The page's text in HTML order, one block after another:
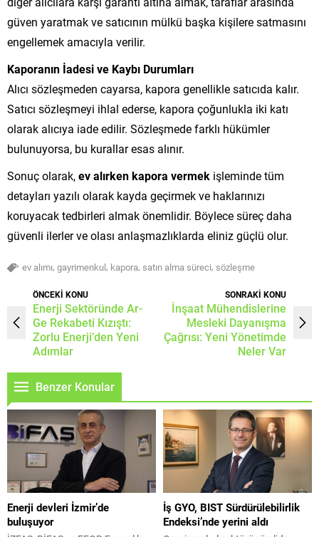
güven yaratmak ve satıcının mülkü başka kişilere satmasını
engellemek amacıyla verilir.
Kaporanın İadesi ve Kaybı Durumları
Alıcı sözleşmeden cayarsa, kapora genellikle satıcıda kalır.
Satıcı sözleşmeyi ihlal ederse, kapora çoğunlukla iki katı
olarak alıcıya iade edilir. Sözleşmede farklı hükümler
bulunuyorsa, bu kurallar esas alınır.
Sonuç olarak,ev alırken kapora vermek işleminde tüm
detayları yazılı olarak kayda geçirmek ve haklarınızı
koruyacak tedbirleri almak önemlidir. Böylece süreç daha
güvenli ilerler ve olası anlaşmazlıklarda eliniz güçlü olur.
ev alımı, gayrimenkul, kapora, satın alma süreci, sözleşme
ÖNCEKİ KONU
Enerji Sektöründe Ar-
Ge Rekabeti Kızıştı:
Zorlu Enerji’den Yeni
Adımlar
SONRAKİ KONU
İnşaat Mühendislerine
Mesleki Dayanışma
Çağrısı: Yeni Yönetimde
Neler Var
Benzer Konular
Enerji devleri İzmir’de
buluşuyor
İş GYO, BIST Sürdürülebilirlik
Endeksi’nde yerini aldı